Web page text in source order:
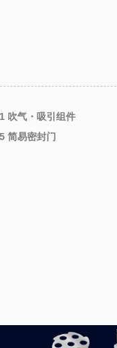
吹气・吸引组件
简易密封门